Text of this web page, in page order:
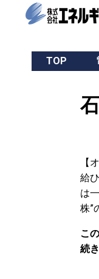
TOP
【
給
は
株”
こ
続